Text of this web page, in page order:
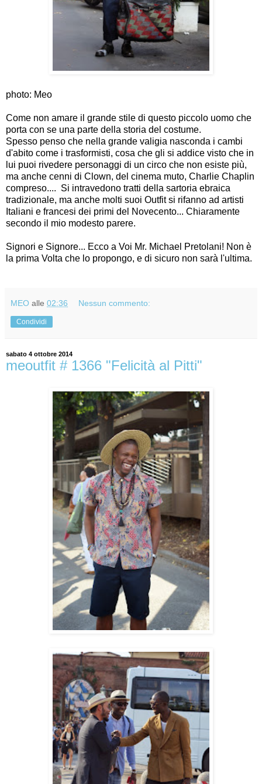
photo: Meo
Come non amare il grande stile di questo piccolo uomo che
porta con se una parte della storia del costume.
Spesso penso che nella grande valigia nasconda i cambi
d'abito come i trasformisti, cosa che gli si addice visto che in
lui puoi rivedere personaggi di un circo che non esiste più,
ma anche cenni di Clown, del cinema muto, Charlie Chaplin
compreso.... Si intravedono tratti della sartoria ebraica
tradizionale, ma anche molti suoi Outfit si rifanno ad artisti
Italiani e francesi dei primi del Novecento... Chiaramente
secondo il mio modesto parere.
Signori e Signore... Ecco a Voi Mr. Michael Pretolani! Non è
la prima Volta che lo propongo, e di sicuro non sarà l'ultima.
MEO alle 02:36 Nessun commento:
Condividi
sabato 4 ottobre 2014
meoutfit # 1366 "Felicità al Pitti"